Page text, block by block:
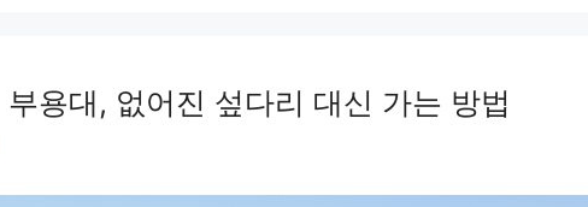
용대, 없어진 섶다리 대신 가는 방법